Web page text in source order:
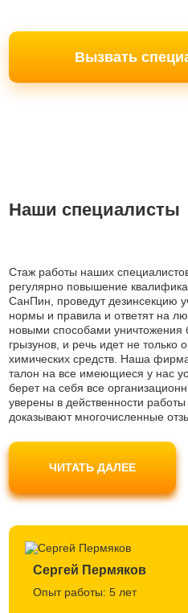
Вызвать
Наши специалисты
Стаж работы наших
регулярно повышение
СанПин, проведут дезинсекцию
нормы и правила и ответят на
новыми способами уничтожения
грызунов, и речь идет не
химических средств. Наша
талон на все имеющиеся у нас
берет на себя все
уверены в действенности
доказывают многочисленные
Наши мастера используют
безопасные для людей и
токсичными и одобрены
ЧИТАТЬ ДАЛЕЕ
Сергей Пермяков
Опыт работы: 5 лет